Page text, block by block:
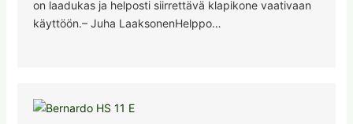
on laadukas ja helposti siirrettävä klapikone vaativaan
käyttöön.– Juha LaaksonenHelppo…